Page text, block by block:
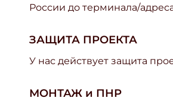
России до терминала/
ЗАЩИТА ПРОЕКТА
У нас действует защита
МОНТАЖ и ПНР